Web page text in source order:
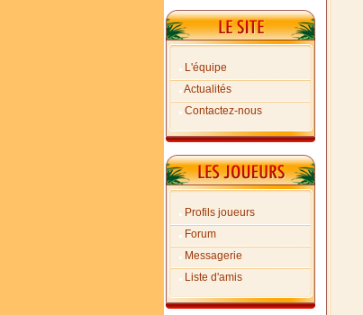
L'équipe
Actualités
Contactez-nous
Profils joueurs
Forum
Messagerie
Liste d'amis